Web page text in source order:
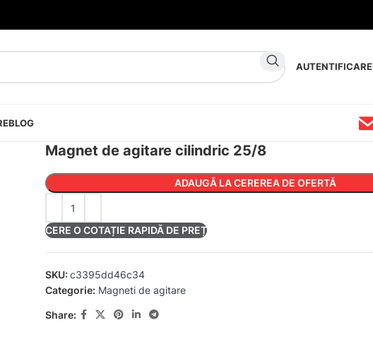
AUTENTIFICARE
BLOG
Magnet de agitare cilindric 25/8
ADAUGĂ LA CEREREA DE OFERTĂ
CERE O COTAȚIE RAPIDĂ DE PREȚ
SKU: c3395dd46c34
Categorie: Magneti de agitare
Share: